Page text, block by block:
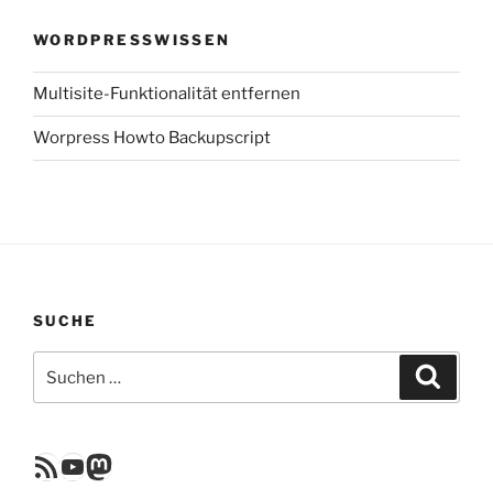
WORDPRESSWISSEN
Multisite-Funktionalität entfernen
Worpress Howto Backupscript
SUCHE
nach:
RSS FeedYouTube
Mastodon